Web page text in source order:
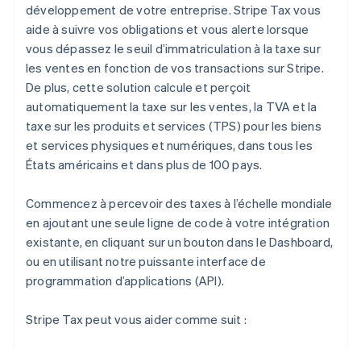
développement de votre entreprise. Stripe Tax vous
aide à suivre vos obligations et vous alerte lorsque
vous dépassez le seuil d’immatriculation à la taxe sur
les ventes en fonction de vos transactions sur Stripe.
De plus, cette solution calcule et perçoit
automatiquement la taxe sur les ventes, la TVA et la
taxe sur les produits et services (TPS) pour les biens
et services physiques et numériques, dans tous les
États américains et dans plus de 100 pays.
Commencez à percevoir des taxes à l’échelle mondiale
en ajoutant une seule ligne de code à votre intégration
existante, en cliquant sur un bouton dans le Dashboard,
ou en utilisant notre puissante interface de
programmation d’applications (API).
Stripe Tax peut vous aider comme suit :